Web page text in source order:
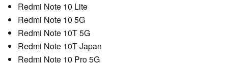
Redmi Note 10 Lite
Redmi Note 10 5G
Redmi Note 10T 5G
Redmi Note 10T Japan
Redmi Note 10 Pro 5G